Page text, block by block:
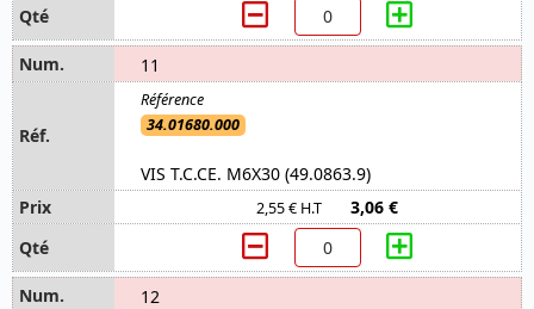
11
34.01680.000
VIS T.C.CE. M6X30 (49.0863.9)
2,55 € H.T 3,06 €
12